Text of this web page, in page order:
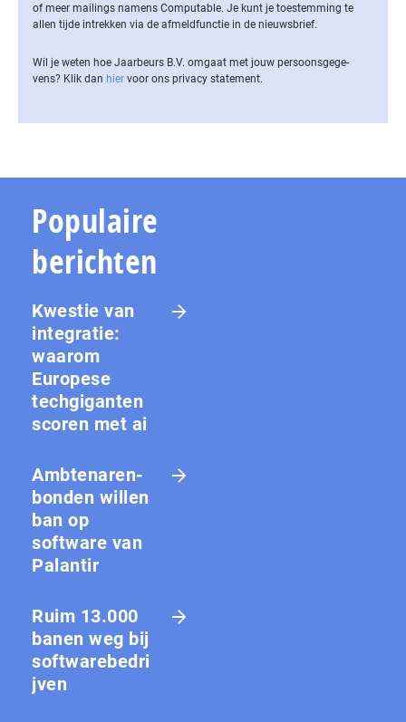
of meer mailings namens Computable. Je kunt je toestemming te
allen tijde intrekken via de af­meld­func­tie in de nieuwsbrief.
Wil je weten hoe Jaarbeurs B.V. omgaat met jouw per­soons­ge­ge­
vens? Klik dan hier voor ons privacy statement.
Populaire
berichten
Kwestie van
integratie:
waarom
Europese
techgiganten
scoren met ai
Amb­te­na­ren­
bon­den willen
ban op
software van
Palantir
Ruim 13.000
banen weg bij
softwarebedri
jven